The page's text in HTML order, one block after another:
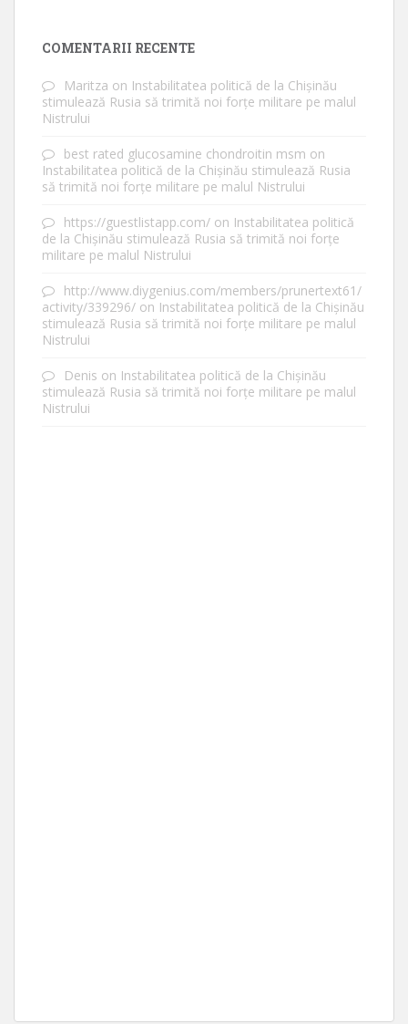
COMENTARII RECENTE
Maritza on Instabilitatea politică de la Chișinău
stimulează Rusia să trimită noi forțe militare pe malul
Nistrului
best rated glucosamine chondroitin msm on
Instabilitatea politică de la Chișinău stimulează Rusia
să trimită noi forțe militare pe malul Nistrului
https://guestlistapp.com/ on Instabilitatea politică
de la Chișinău stimulează Rusia să trimită noi forțe
militare pe malul Nistrului
http://www.diygenius.com/members/prunertext61/
activity/339296/ on Instabilitatea politică de la Chișinău
stimulează Rusia să trimită noi forțe militare pe malul
Nistrului
Denis on Instabilitatea politică de la Chișinău
stimulează Rusia să trimită noi forțe militare pe malul
Nistrului